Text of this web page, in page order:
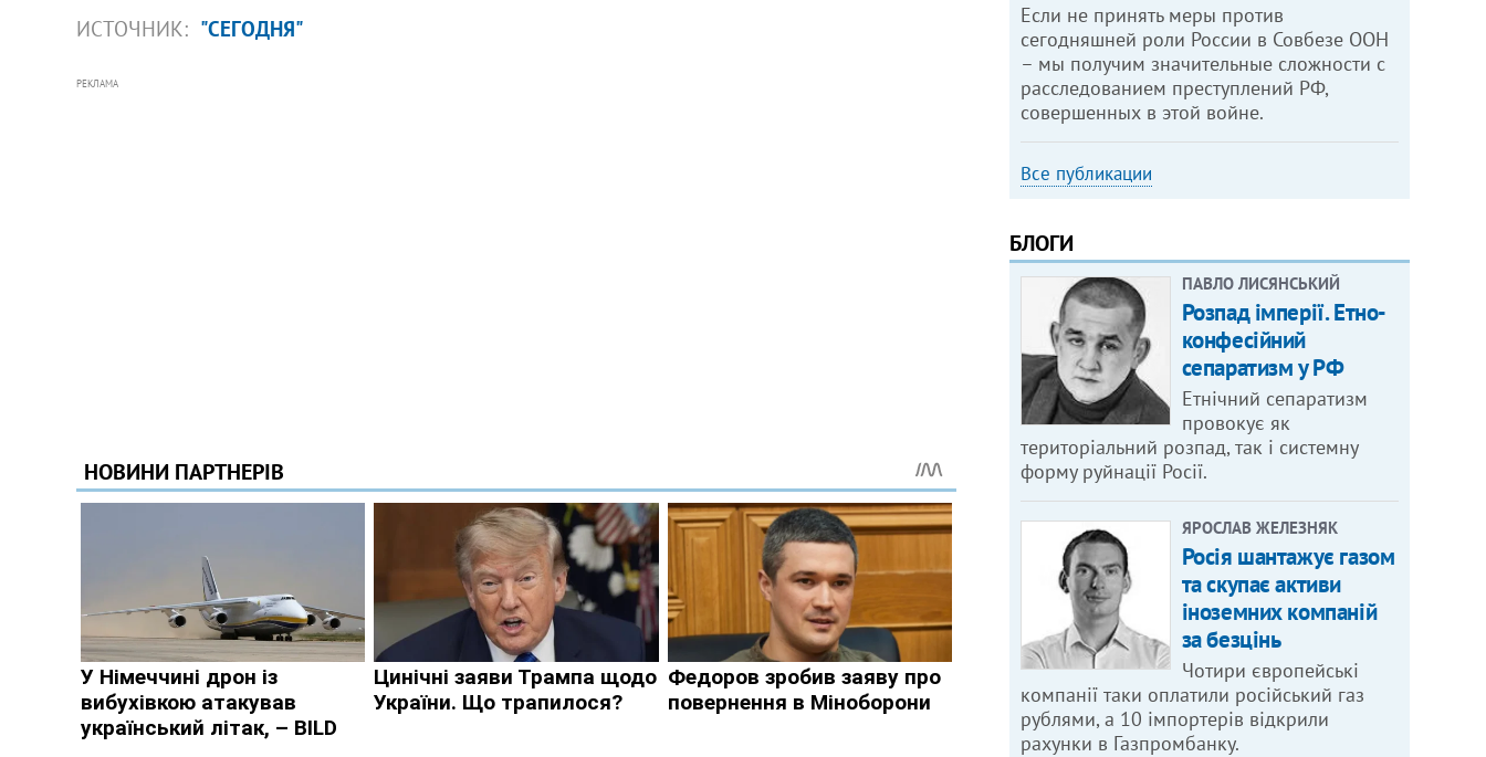
ИСТОЧНИК: "СЕГОДНЯ"
РЕКЛАМА
Если не принять меры против
сегодняшней роли России в Совбезе ООН
– мы получим значительные сложности с
расследованием преступлений РФ,
совершенных в этой войне.
Все публикации
БЛОГИ
ПАВЛО ЛИСЯНСЬКИЙ
Розпад імперії. Етно-
конфесійний
сепаратизм у РФ
Етнічний сепаратизм
провокує як
територіальний розпад, так і системну
форму руйнації Росії.
ЯРОСЛАВ ЖЕЛЕЗНЯК
Росія шантажує газом
та скупає активи
іноземних компаній
за безцінь
Чотири європейські
компанії таки оплатили російський газ
рублями, а 10 імпортерів відкрили
рахунки в Газпромбанку.